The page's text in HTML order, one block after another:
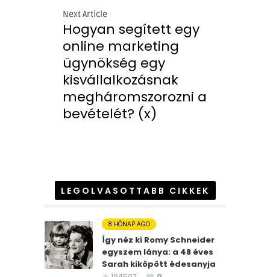
Next Article
Hogyan segített egy
online marketing
ügynökség egy
kisvállalkozásnak
megháromszorozni a
bevételét? (x)
LEGOLVASOTTABB CIKKEK
8 HÓNAP AGO
Így néz ki Romy Schneider
egyszem lánya: a 48 éves
Sarah kiköpött édesanyja